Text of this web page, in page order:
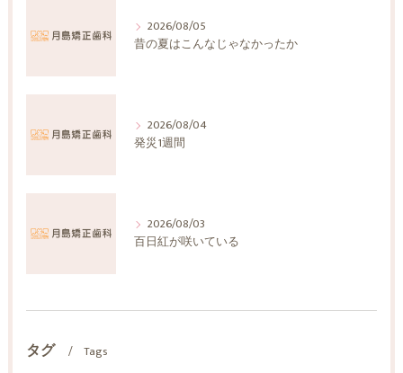
2026/08/05
昔の夏はこんなじゃなかったか
2026/08/04
発災1週間
2026/08/03
百日紅が咲いている
タグ Tags